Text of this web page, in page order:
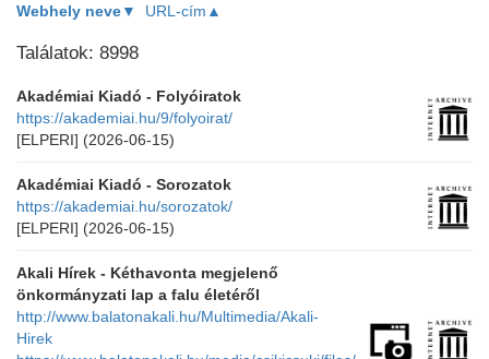
Webhely neve▼ URL-cím▲
Találatok: 8998
Akadémiai Kiadó - Folyóiratok
https://akademiai.hu/9/folyoirat/
[ELPERI] (2026-06-15)
Akadémiai Kiadó - Sorozatok
https://akademiai.hu/sorozatok/
[ELPERI] (2026-06-15)
Akali Hírek - Kéthavonta megjelenő
önkormányzati lap a falu életéről
http://www.balatonakali.hu/Multimedia/Akali-
Hirek